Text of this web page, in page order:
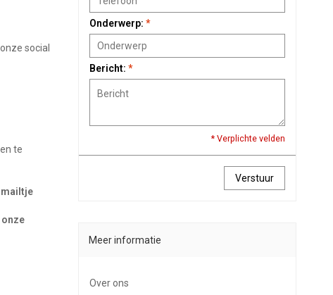
social
te
mailtje
onze
Onderwerp: *
Bericht: *
* Verplichte velden
Verstuur
Meer informatie
Over ons